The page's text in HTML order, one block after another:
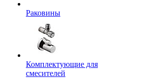
Раковины
Комплектующие для
смесителей